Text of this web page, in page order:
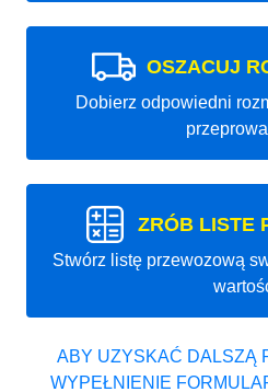
OSZACUJ
Dobierz odpowiedni
ZRÓB LISTE
Stwórz listę przewozową
ABY UZYSKAĆ DALSZĄ
WYPEŁNIENIE